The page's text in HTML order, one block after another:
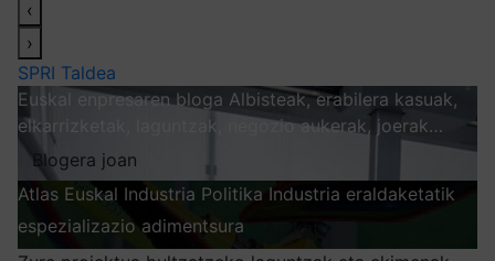
‹
›
SPRI Taldea
Euskal enpresaren bloga Albisteak, erabilera kasuak,
elkarrizketak, laguntzak, negozio aukerak, joerak…
Blogera joan
Atlas Euskal Industria Politika Industria eraldaketatik
espezializazio adimentsura